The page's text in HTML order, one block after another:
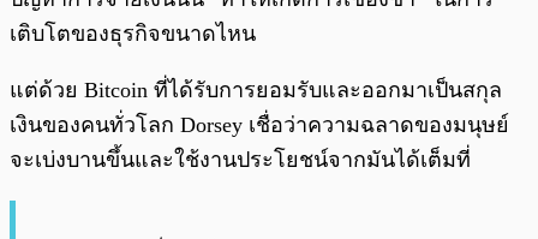
เติบโตของธุรกิจขนาดไหน
แต่ด้วย Bitcoin ที่ได้รับการยอมรับและออกมาเป็นสกุล
เงินของคนทั่วโลก Dorsey เชื่อว่าความฉลาดของมนุษย์
จะเบ่งบานขึ้นและใช้งานประโยชน์จากมันได้เต็มที่